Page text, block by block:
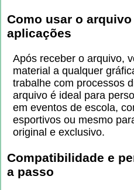
Como usar o
aplicações
Após receber o arquivo,
material a qualquer
trabalhe com processos
arquivo é ideal para
em eventos de escola,
esportivos ou mesmo
original e exclusivo.
Compatibilidade e
a passo